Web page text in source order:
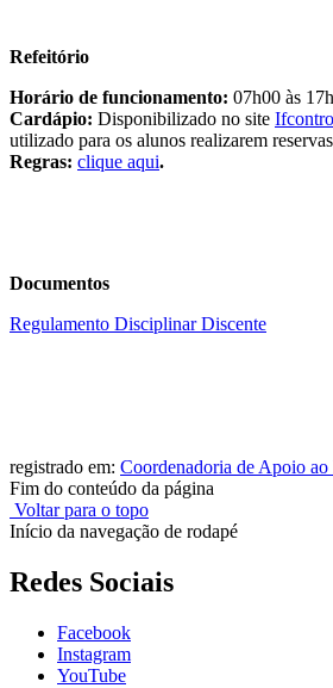
Refeitório
Horário de funcionamento: 07h00 às
Cardápio: Disponibilizado no site
utilizado para os alunos realizarem
Regras: clique aqui.
Documentos
Regulamento Disciplinar Discente
registrado em: Coordenadoria de Apoio
Fim do conteúdo da página
Voltar para o topo
Início da navegação de rodapé
Redes Sociais
Facebook
Instagram
YouTube